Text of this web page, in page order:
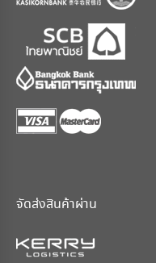
จัดส่งสินค้าผ่าน